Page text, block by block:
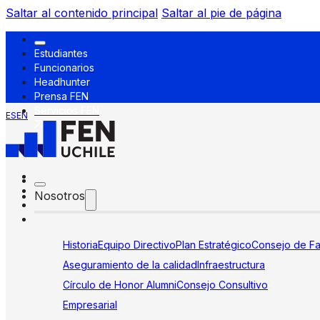
Saltar al contenido principal Saltar al pie de página
Estudiantes
Funcionarios
Headhunter
Prensa FEN
ESEN
Nosotros
HistoriaEquipo DirectivoPlan EstratégicoConsejo de
Aseguramiento de la calidadInfraestructura
Círculo de Honor AlumniConsejo Consultivo
Empresarial